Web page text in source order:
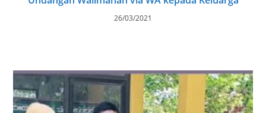
26/03/2021